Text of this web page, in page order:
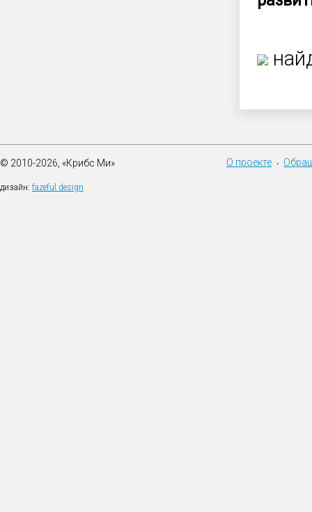
© 2010-2026, «Крибс Ми»
дизайн: fazeful design
О проекте •